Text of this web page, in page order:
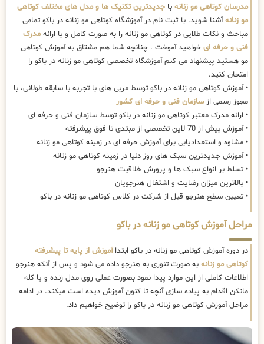
مدرسان کوتاهی مو زنانه با جدیدترین تکنیک ها و مدل های مختلف کوتاهی
مو زنانهآشنا شوید. با ثبت نام در آموزشگاه کوتاهی مو زنانه در باکو تمامی
مباحث و نکات طلایی در کوتاهی مو زنانه را به صورت کامل و با ارائه مدرک
فنی و حرفه ای خواهید آموخت . چنانچه شما هم مشتاق به آموزش کوتاهی
مو هستید پیشنهاد می کنم آموزشگاه تخصصی کوتاهی مو زنانه در باکو را
امتحان کنید.
• آموزش کوتاهی مو زنانه در باکو توسط مربی های با تجربه با سابقه طولانی، با
مجوز رسمی ازسازمان فنی و حرفه ای کشور
• ارائه مدرک معتبر کوتاهی مو زنانه در باکو توسط سازمان فنی و حرفه ای
• آموزش بیش از 70 لاین تخصصی از مبتدی تا فوق پیشرفته
• مشاوه و استعدادیابی برای آموزش حرفه ای در زمینه کوتاهی مو زنانه
• آموزش جدیدترین سبک های روز دنیا در زمینه کوتاهی مو زنانه
• تسلط بر انواع سبک ها و پرورش خلاقیت هنرجو
• بالاترین میزان رضایت و اشتغال هنرجویان
• تعیین سطح هنرجو قبل از شرکت در کلاس کوتاهی مو زنانه در باکو
مراحل آموزش کوتاهی مو زنانه در باکو
در دوره آموزش کوتاهی مو زنانه در باکو ابتداآموزش از پایه تا پیشرفته
کوتاهی مو زنانه به صورت تئوری به هنرجو داده می شود و پس از آنکه هنرجو
اطلاعات کاملی از این موارد پیدا نمود بصورت عملی روی مدل زنده و یا کله
مانکن اقدام به پیاده سازی آنچه تا کنون آموزش دیده است میکند. در ادامه
مراحل آموزش کوتاهی مو زنانه در باکو را توضیح خواهیم داد.